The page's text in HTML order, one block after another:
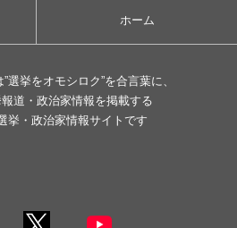
ホーム
選挙をオモシロク”を合言葉に、
道・政治家情報を掲載する
挙・政治家情報サイトです